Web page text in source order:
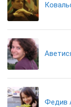
Федив